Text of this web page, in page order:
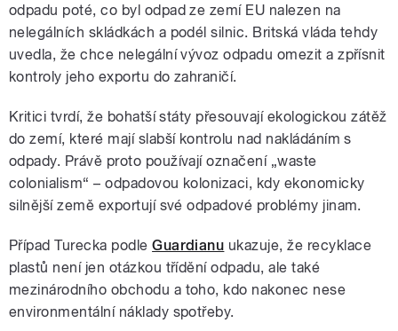
odpadu poté, co byl odpad ze zemí EU nalezen na
nelegálních skládkách a podél silnic. Britská vláda tehdy
uvedla, že chce nelegální vývoz odpadu omezit a zpřísnit
kontroly jeho exportu do zahraničí.
Kritici tvrdí, že bohatší státy přesouvají ekologickou zátěž
do zemí, které mají slabší kontrolu nad nakládáním s
odpady. Právě proto používají označení „waste
colonialism“ – odpadovou kolonizaci, kdy ekonomicky
silnější země exportují své odpadové problémy jinam.
Případ Turecka podleGuardianu ukazuje, že recyklace
plastů není jen otázkou třídění odpadu, ale také
mezinárodního obchodu a toho, kdo nakonec nese
environmentální náklady spotřeby.